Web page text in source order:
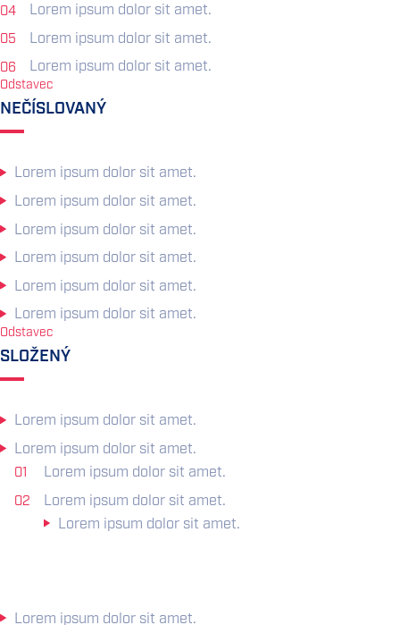
Lorem ipsum dolor sit amet.
Lorem ipsum dolor sit amet.
Lorem ipsum dolor sit amet.
Odstavec
NEČÍSLOVANÝ
Lorem ipsum dolor sit amet.
Lorem ipsum dolor sit amet.
Lorem ipsum dolor sit amet.
Lorem ipsum dolor sit amet.
Lorem ipsum dolor sit amet.
Lorem ipsum dolor sit amet.
Odstavec
SLOŽENÝ
Lorem ipsum dolor sit amet.
Lorem ipsum dolor sit amet.
Lorem ipsum dolor sit amet.
Lorem ipsum dolor sit amet.
Lorem ipsum dolor sit amet.
Lorem ipsum dolor sit amet.